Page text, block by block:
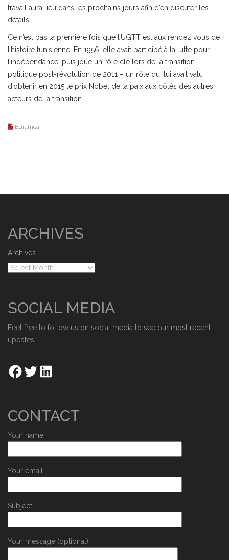
travail aura lieu dans les prochains jours afin d’en discuter les
détails.
Ce n’est pas la première fois que l’UGTT est aux rendez vous de
l’histoire tunisienne. En 1956, elle avait participé à la lutte pour
l’indépendance, puis joué un rôle clé lors de la transition
politique post-révolution de 2011 – un rôle qui lui avait valu
d’obtenir en 2015 le prix Nobel de la paix aux côtés des autres
acteurs de la transition.
Eurafrica
ARCHIVES
Archives
SOCIAL MEDIA
Feel free to follow us on social media to see our most recent
updates.
CONTACT
Your name
Your email
Subject
Your message (optional)